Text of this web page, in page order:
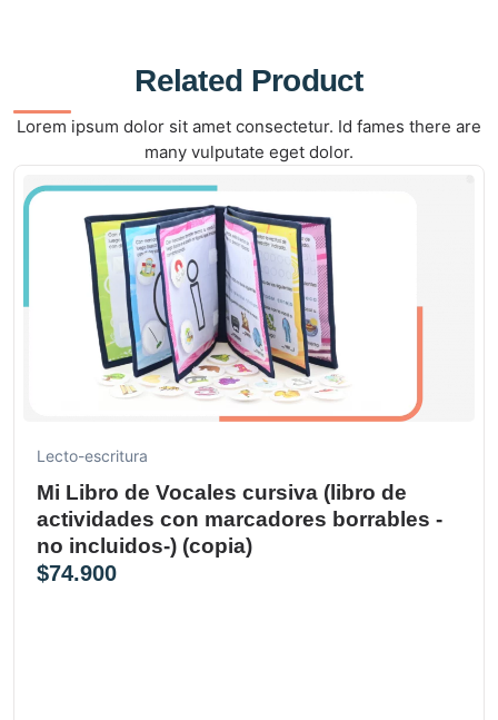
Related Product
Lorem ipsum dolor sit amet consectetur. Id fames there are
many vulputate eget dolor.
Lecto-escritura
Mi Libro de Vocales cursiva (libro de
actividades con marcadores borrables -
no incluidos-) (copia)
$74.900